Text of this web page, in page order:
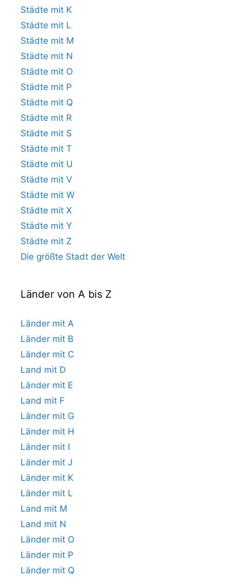
Städte mit K
Städte mit L
Städte mit M
Städte mit N
Städte mit O
Städte mit P
Städte mit Q
Städte mit R
Städte mit S
Städte mit T
Städte mit U
Städte mit V
Städte mit W
Städte mit X
Städte mit Y
Städte mit Z
Die größte Stadt der Welt
Länder von A bis Z
Länder mit A
Länder mit B
Länder mit C
Land mit D
Länder mit E
Land mit F
Länder mit G
Länder mit H
Länder mit I
Länder mit J
Länder mit K
Länder mit L
Land mit M
Land mit N
Länder mit O
Länder mit P
Länder mit Q